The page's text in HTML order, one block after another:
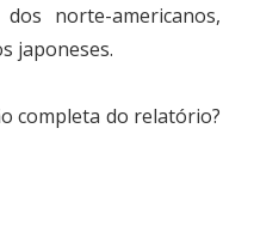
norte-americanos,
japoneses.
completa do relatório?